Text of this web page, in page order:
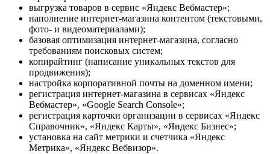
выгрузка товаров в сервис «Яндекс Вебмастер»;
наполнение интернет-магазина контентом (текстовыми,
фото- и видеоматериалами);
базовая оптимизация интернет-магазина, согласно
требованиям поисковых систем;
копирайтинг (написание уникальных текстов для
продвижения);
настройка корпоративной почты на доменном имени;
регистрация интернет-магазина в сервисах «Яндекс
Вебмастер», «Google Search Console»;
регистрация карточки организации в сервисах «Яндекс
Справочник», «Яндекс Карты», «Яндекс Бизнес»;
установка на сайт метрики и счетчика «Яндекс
Метрика», «Яндекс Вебвизор».